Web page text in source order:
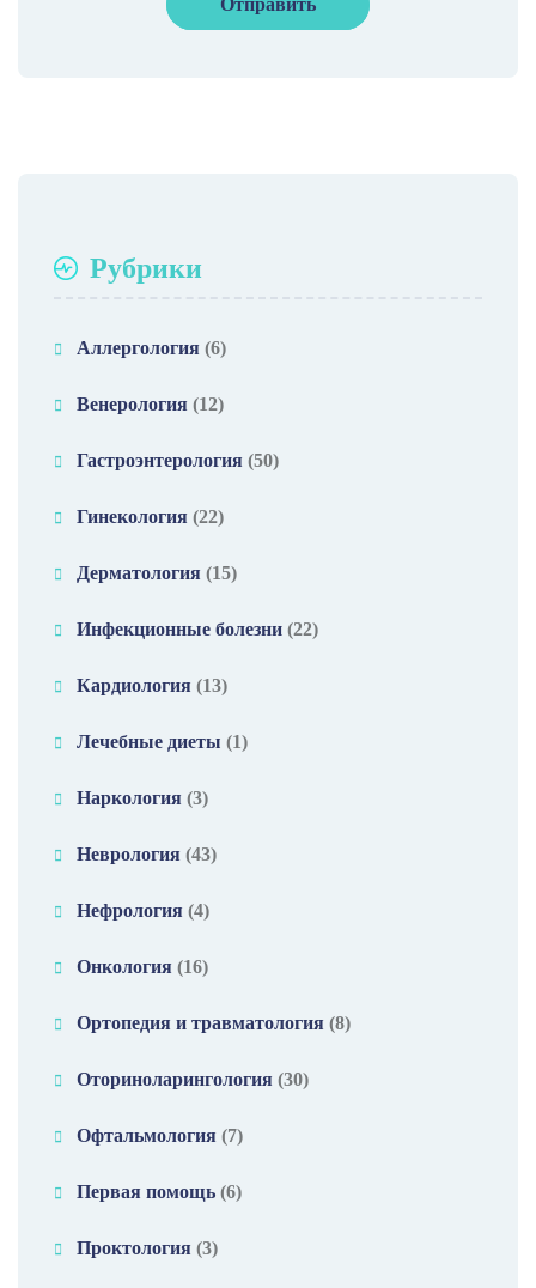
Рубрики
Аллергология (6)
Венерология (12)
Гастроэнтерология (50)
Гинекология (22)
Дерматология (15)
Инфекционные болезни (22)
Кардиология (13)
Лечебные диеты (1)
Наркология (3)
Неврология (43)
Нефрология (4)
Онкология (16)
Ортопедия и травматология (8)
Оториноларингология (30)
Офтальмология (7)
Первая помощь (6)
Проктология (3)